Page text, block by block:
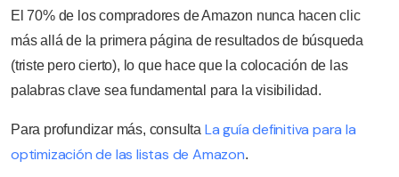
El 70% de los compradores de Amazon nunca hacen clic
más allá de la primera página de resultados de búsqueda
(triste pero cierto), lo que hace que la colocación de las
palabras clave sea fundamental para la visibilidad.
Para profundizar más, consulta La guía definitiva para la
optimización de las listas de Amazon.